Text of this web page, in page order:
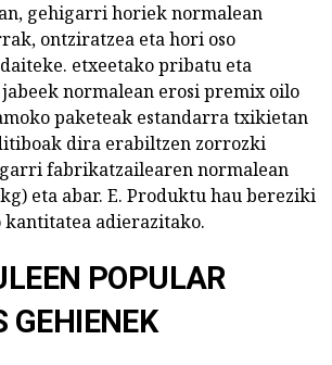
gehigarri horiek normalean
ontziratzea eta hori oso
etxeetako pribatu eta
normalean erosi premix oilo
paketeak estandarra txikietan
dira erabiltzen zorrozki
fabrikatzailearen normalean
eta abar. E. Produktu hau bereziki
kantitatea adierazitako.
POPULAR
GEHIENEK